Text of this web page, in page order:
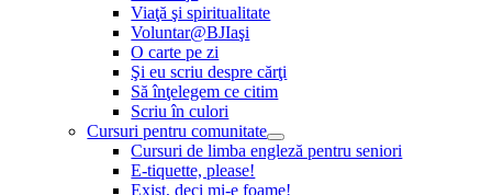
Viaţă şi spiritualitate
Voluntar@BJIaşi
O carte pe zi
Şi eu scriu despre cărţi
Să înţelegem ce citim
Scriu în culori
Cursuri pentru comunitate
Cursuri de limba engleză pentru seniori
E-tiquette, please!
Exist, deci mi-e foame!